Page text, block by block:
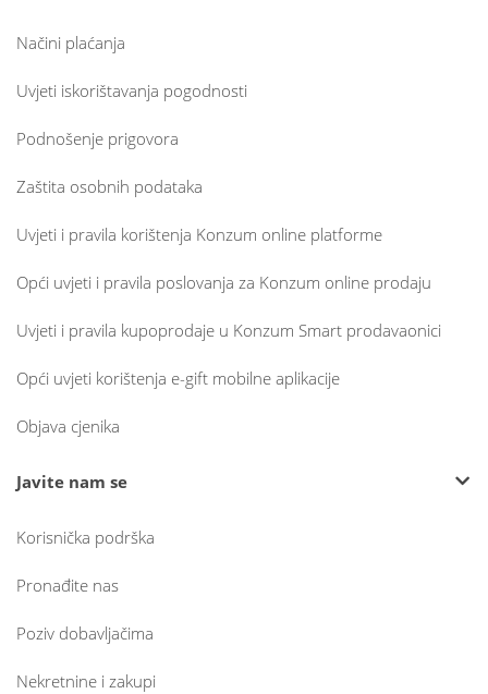
Načini plaćanja
Uvjeti iskorištavanja pogodnosti
Podnošenje prigovora
Zaštita osobnih podataka
Uvjeti i pravila korištenja Konzum online platforme
Opći uvjeti i pravila poslovanja za Konzum online prodaju
Uvjeti i pravila kupoprodaje u Konzum Smart prodavaonici
Opći uvjeti korištenja e-gift mobilne aplikacije
Objava cjenika
Javite nam se
Korisnička podrška
Pronađite nas
Poziv dobavljačima
Nekretnine i zakupi